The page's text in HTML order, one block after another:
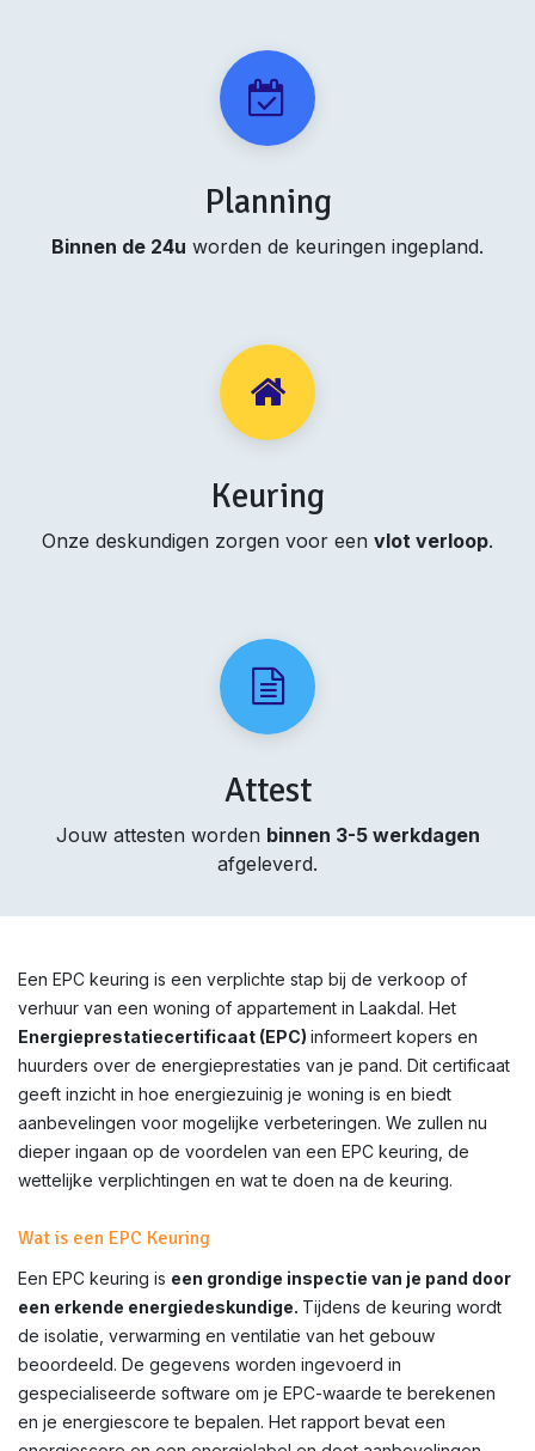
Planning
Binnen de 24u worden de keuringen ingepland.
Keuring
Onze deskundigen zorgen voor een vlot verloop.
Attest
Jouw attesten worden binnen 3-5 werkdagen
afgeleverd.
Een EPC keuring is een verplichte stap bij de verkoop of
verhuur van een woning of appartement in Laakdal. Het
Energieprestatiecertificaat (EPC) informeert kopers en
huurders over de energieprestaties van je pand. Dit certificaat
geeft inzicht in hoe energiezuinig je woning is en biedt
aanbevelingen voor mogelijke verbeteringen. We zullen nu
dieper ingaan op de voordelen van een EPC keuring, de
wettelijke verplichtingen en wat te doen na de keuring.
Wat is een EPC Keuring
Een EPC keuring is een grondige inspectie van je pand door
een erkende energiedeskundige. Tijdens de keuring wordt
de isolatie, verwarming en ventilatie van het gebouw
beoordeeld. De gegevens worden ingevoerd in
gespecialiseerde software om je EPC-waarde te berekenen
en je energiescore te bepalen. Het rapport bevat een